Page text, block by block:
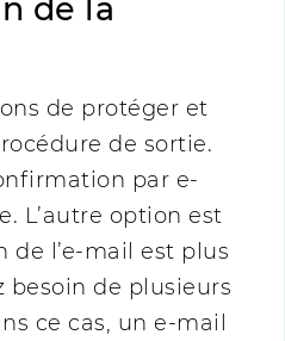
de la
de protéger et
de sortie.
par e-
L’autre option est
de l’e-mail est plus
besoin de plusieurs
ce cas, un e-mail